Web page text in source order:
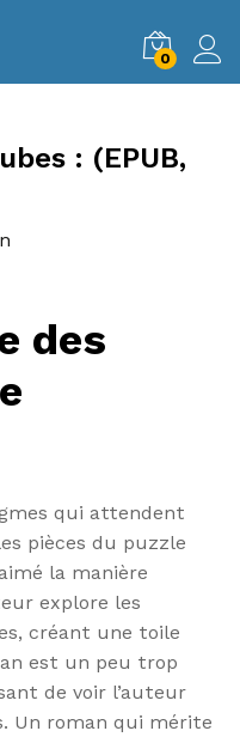
0
: (EPUB,
des
qui attendent
pièces du puzzle
la manière
explore les
créant une toile
est un peu trop
de voir l’auteur
Un roman qui mérite